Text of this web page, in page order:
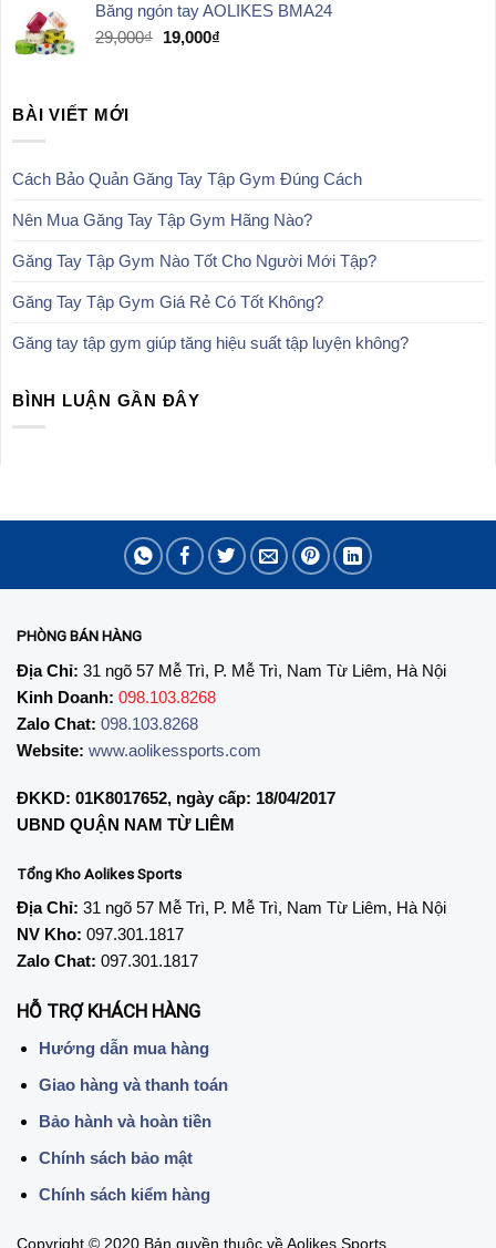
là:
289,000₫.
tại
Băng ngón tay AOLIKES BMA24
29,000₫ Giá
19,000₫Giá
BÀI VIẾT MỚI
Cách Bảo Quản Găng Tay Tập Gym Đúng Cách
Nên Mua Găng Tay Tập Gym Hãng Nào?
Găng Tay Tập Gym Nào Tốt Cho Người Mới Tập?
Găng Tay Tập Gym Giá Rẻ Có Tốt Không?
Găng tay tập gym giúp tăng hiệu suất tập luyện không?
BÌNH LUẬN GẦN ĐÂY
PHÒNG BÁN HÀNG
Địa Chỉ: 31 ngõ 57 Mễ Trì, P. Mễ Trì, Nam Từ Liêm, Hà Nội
Kinh Doanh: 098.103.8268
Zalo Chat: 098.103.8268
Website: www.aolikessports.com
ĐKKD: 01K8017652, ngày cấp: 18/04/2017
UBND QUẬN NAM TỪ LIÊM
Tổng Kho Aolikes Sports
Địa Chỉ: 31 ngõ 57 Mễ Trì, P. Mễ Trì, Nam Từ Liêm, Hà Nội
NV Kho: 097.301.1817
Zalo Chat: 097.301.1817
HỖ TRỢ KHÁCH HÀNG
Hướng dẫn mua hàng
Giao hàng và thanh toán
Bảo hành và hoàn tiền
Chính sách bảo mật
Chính sách kiểm hàng
Copyright © 2020 Bản quyền thuộc về Aolikes Sports.